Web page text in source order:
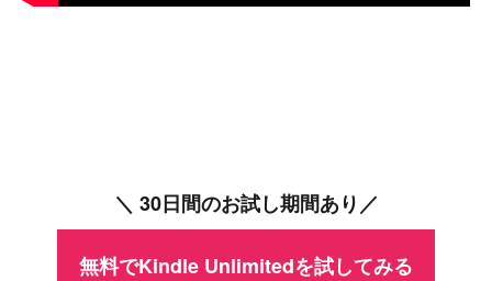
＼ 30日間のお試し期間あり／
無料でKindle Unlimitedを試してみる